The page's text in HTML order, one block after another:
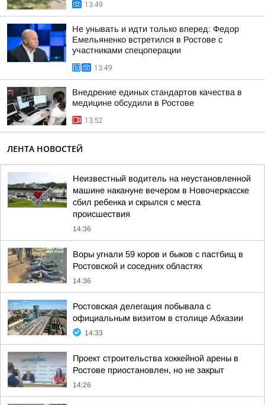
13:49
Не унывать и идти только вперед: Федор
Емельяненко встретился в Ростове с
участниками спецоперации
13:49
Внедрение единых стандартов качества в
медицине обсудили в Ростове
13:52
ЛЕНТА НОВОСТЕЙ
Неизвестный водитель на неустановленной
машине накануне вечером в Новочеркасске
сбил ребенка и скрылся с места
происшествия
14:36
Воры угнали 59 коров и быков с пастбищ в
Ростовской и соседних областях
14:36
Ростовская делегация побывала с
официальным визитом в столице Абхазии
14:33
Проект строительства хоккейной арены в
Ростове приостановлен, но не закрыт
14:26